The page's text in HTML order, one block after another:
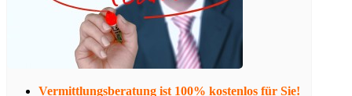
Vermittlungsberatung ist 100% kostenlos für Sie!